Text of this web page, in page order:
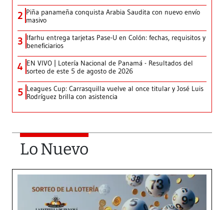
2 Piña panameña conquista Arabia Saudita con nuevo envío
masivo
3 Ifarhu entrega tarjetas Pase-U en Colón: fechas, requisitos y
beneficiarios
4 EN VIVO | Lotería Nacional de Panamá - Resultados del
sorteo de este 5 de agosto de 2026
5 Leagues Cup: Carrasquilla vuelve al once titular y José Luis
Rodríguez brilla con asistencia
Lo Nuevo